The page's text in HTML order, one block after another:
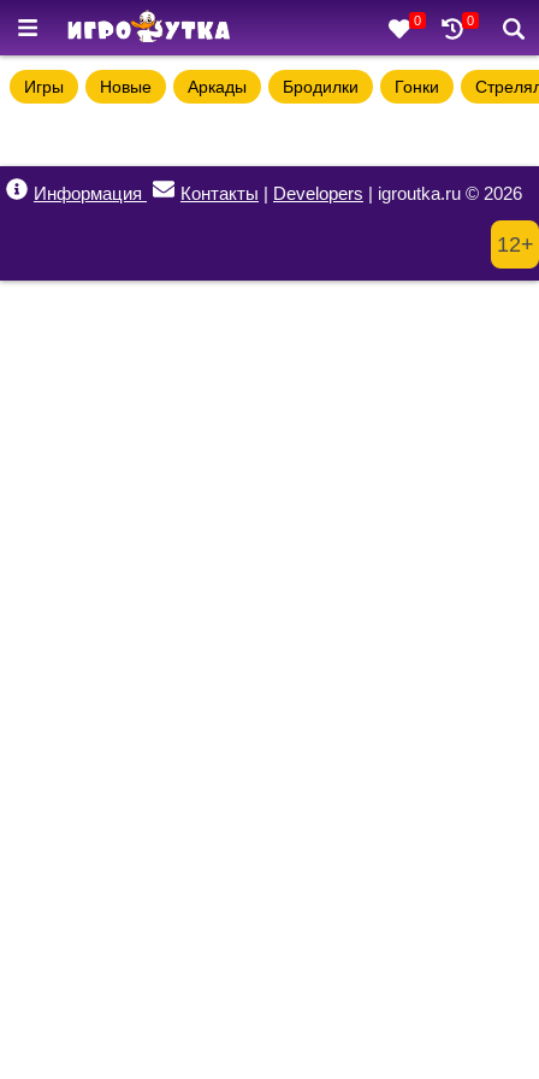
0 0
Игры Новые Аркады Бродилки Гонки
Информация Контакты | Developers | igroutka.ru © 2026
12+